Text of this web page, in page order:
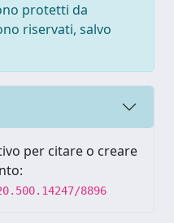
protetti da
riservati, salvo
per citare o creare
8896